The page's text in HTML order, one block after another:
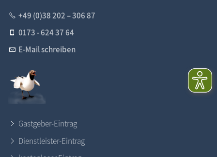
+49 (0)38 202 – 306 87
0173 - 624 37 64
E-Mail schreiben
Gastgeber-Eintrag
Dienstleister-Eintrag